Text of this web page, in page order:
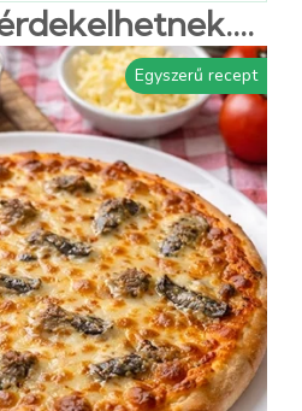
Egyszerű recept